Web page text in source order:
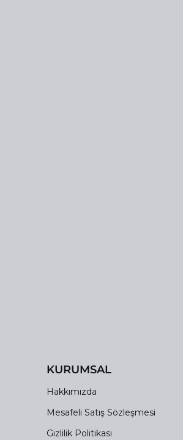
KURUMSAL
Hakkımızda
Mesafeli Satış Sözleşmesi
Gizlilik Politikası